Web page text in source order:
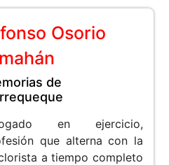
Osorio
de
en ejercicio,
que alterna con la
a tiempo completo